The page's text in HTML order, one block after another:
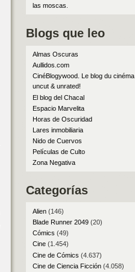
las moscas
Blogs que leo
Almas Oscuras
Aullidos.com
CinéBlogywood. Le blog du cinéma
uncut & unrated!
El blog del Chacal
Espacio Marvelita
Horas de Oscuridad
Lares inmobiliaria
Nido de Cuervos
Películas de Culto
Zona Negativa
Categorías
Alien(146)
Blade Runner 2049(20)
Cómics (49)
Cine(1.454)
Cine de Cómics (4.637)
Cine de Ciencia Ficción(4.058)